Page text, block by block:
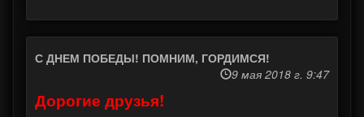
С ДНЕМ ПОБЕДЫ! ПОМНИМ, ГОРДИМСЯ!
9 мая 2018 г. 9:47
Дорогие друзья!